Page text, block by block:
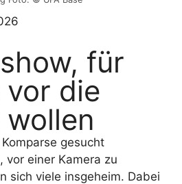
für
vor die
wollen
gesucht
vor einer Kamera zu
sich viele insgeheim. Dabei